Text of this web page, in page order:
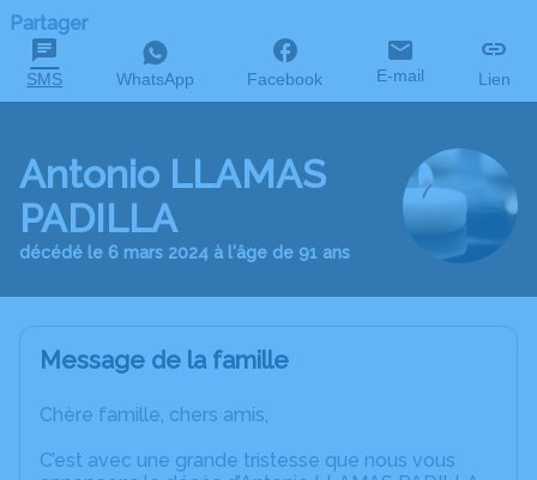
Partager
SMS WhatsApp Facebook E-mail Lien
Antonio LLAMAS
PADILLA
décédé le 6 mars 2024 à l'âge de 91 ans
Message de la famille
Chère famille, chers amis,
C’est avec une grande tristesse que nous vous